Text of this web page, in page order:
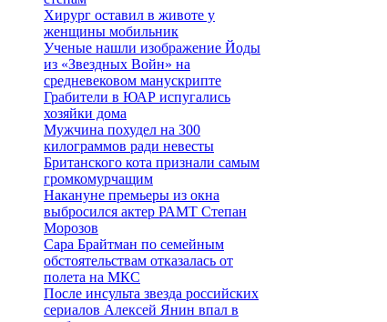
Хирург оставил в животе у
женщины мобильник
Ученые нашли изображение Йоды
из «Звездных Войн» на
средневековом манускрипте
Грабители в ЮАР испугались
хозяйки дома
Мужчина похудел на 300
килограммов ради невесты
Британского кота признали самым
громкомурчащим
Накануне премьеры из окна
выбросился актер РАМТ Степан
Морозов
Сара Брайтман по семейным
обстоятельствам отказалась от
полета на МКС
После инсульта звезда российских
сериалов Алексей Янин впал в